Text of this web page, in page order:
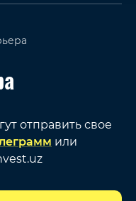
отправить свое
или